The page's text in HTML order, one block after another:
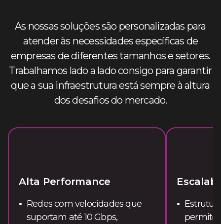
As nossas soluções são personalizadas para
atender às necessidades específicas de
empresas de diferentes tamanhos e setores.
Trabalhamos lado a lado consigo para garantir
que a sua infraestrutura está sempre à altura
dos desafios do mercado.
Alta Performance
Redes com velocidades que
suportam até 10 Gbps,